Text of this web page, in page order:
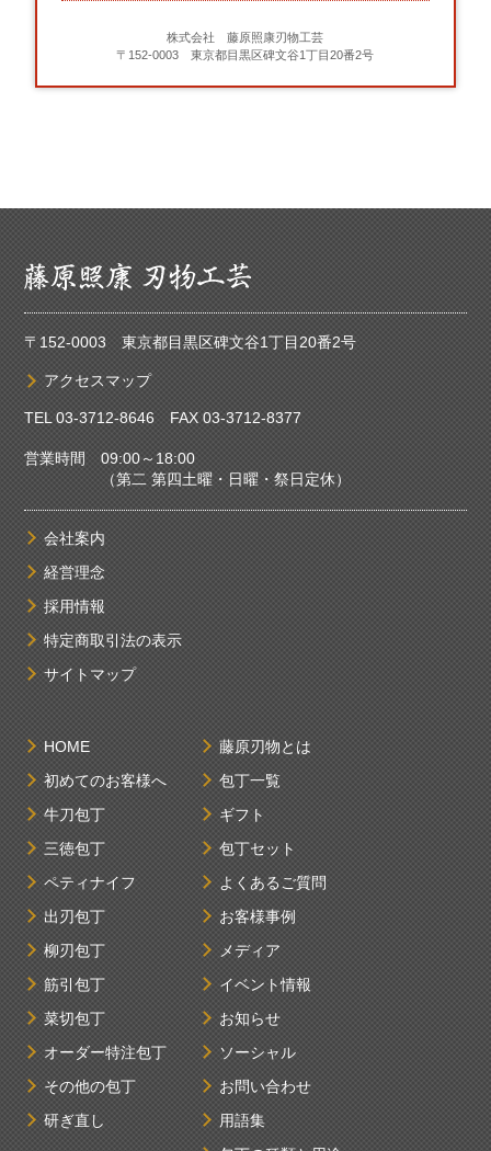
株式会社 藤原照康刃物工芸
〒152-0003 東京都目黒区碑文谷1丁目20番2号
〒152-0003 東京都目黒区碑文谷1丁目20番2号
アクセスマップ
TEL03-3712-8646FAX 03-3712-8377
営業時間 09:00～18:00
（第二 第四土曜・日曜・祭日定休）
会社案内
経営理念
採用情報
特定商取引法の表示
サイトマップ
HOME
初めてのお客様へ
牛刀包丁
三徳包丁
ペティナイフ
出刃包丁
柳刃包丁
筋引包丁
菜切包丁
オーダー特注包丁
その他の包丁
研ぎ直し
藤原刃物とは
包丁一覧
ギフト
包丁セット
よくあるご質問
お客様事例
メディア
イベント情報
お知らせ
ソーシャル
お問い合わせ
用語集